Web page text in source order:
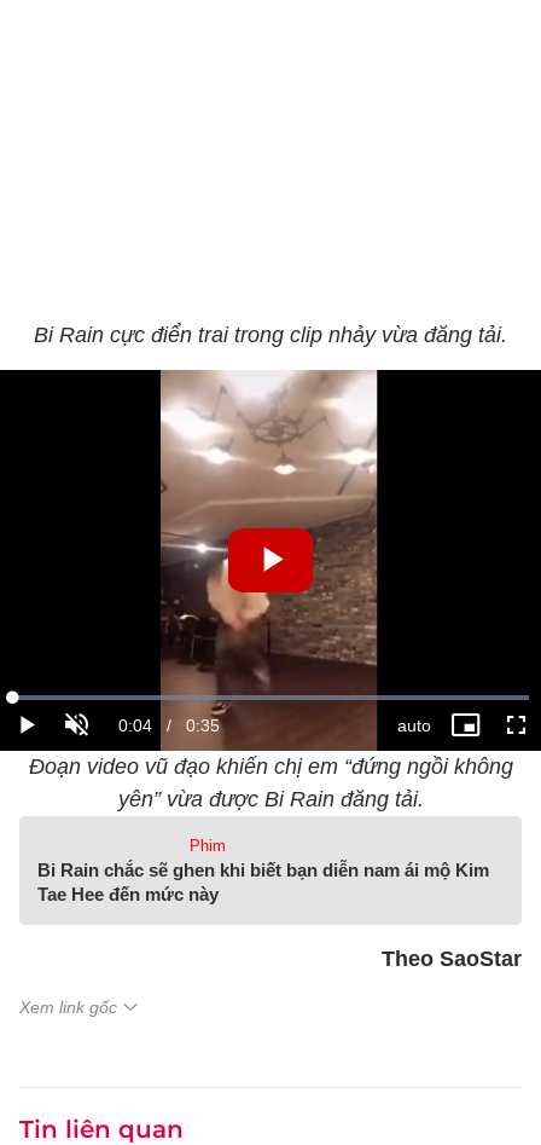
Bi Rain cực điển trai trong clip nhảy vừa đăng tải.
Đoạn video vũ đạo khiến chị em “đứng ngồi không
yên” vừa được Bi Rain đăng tải.
Phim
Bi Rain chắc sẽ ghen khi biết bạn diễn nam ái mộ Kim
Tae Hee đến mức này
Theo SaoStar
Xem link gốc
Tin liên quan